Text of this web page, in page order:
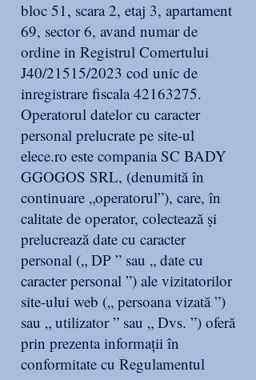
bloc 51, scara 2, etaj 3, apartament
69, sector 6, avand numar de
ordine in Registrul Comertului
J40/21515/2023 cod unic de
inregistrare fiscala 42163275.
Operatorul datelor cu caracter
personal prelucrate pe site-ul
elece.ro este compania SC BADY
GGOGOS SRL, (denumită în
continuare „operatorul”), care, în
calitate de operator, colectează și
prelucrează date cu caracter
personal („ DP ” sau „ date cu
caracter personal ”) ale vizitatorilor
site-ului web („ persoana vizată ”)
sau „ utilizator ” sau „ Dvs. ”) oferă
prin prezenta informații în
conformitate cu Regulamentul